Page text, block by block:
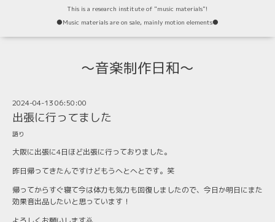
This is a research institute of "music materials"!
⚫️Music materials are on sale, mainly motion elements⚫️
〜音楽制作日和〜
2024-04-13 06:50:00
出張に行ってました
語り
大阪に出張に4日ほど出張に行っておりました。
昨日帰ってきたんですけどもうへとへとです。笑
帰ってからすぐ寝て今は体力も気力も回復しましたので、今日か明日にまた
効果音出品したいと思っています！